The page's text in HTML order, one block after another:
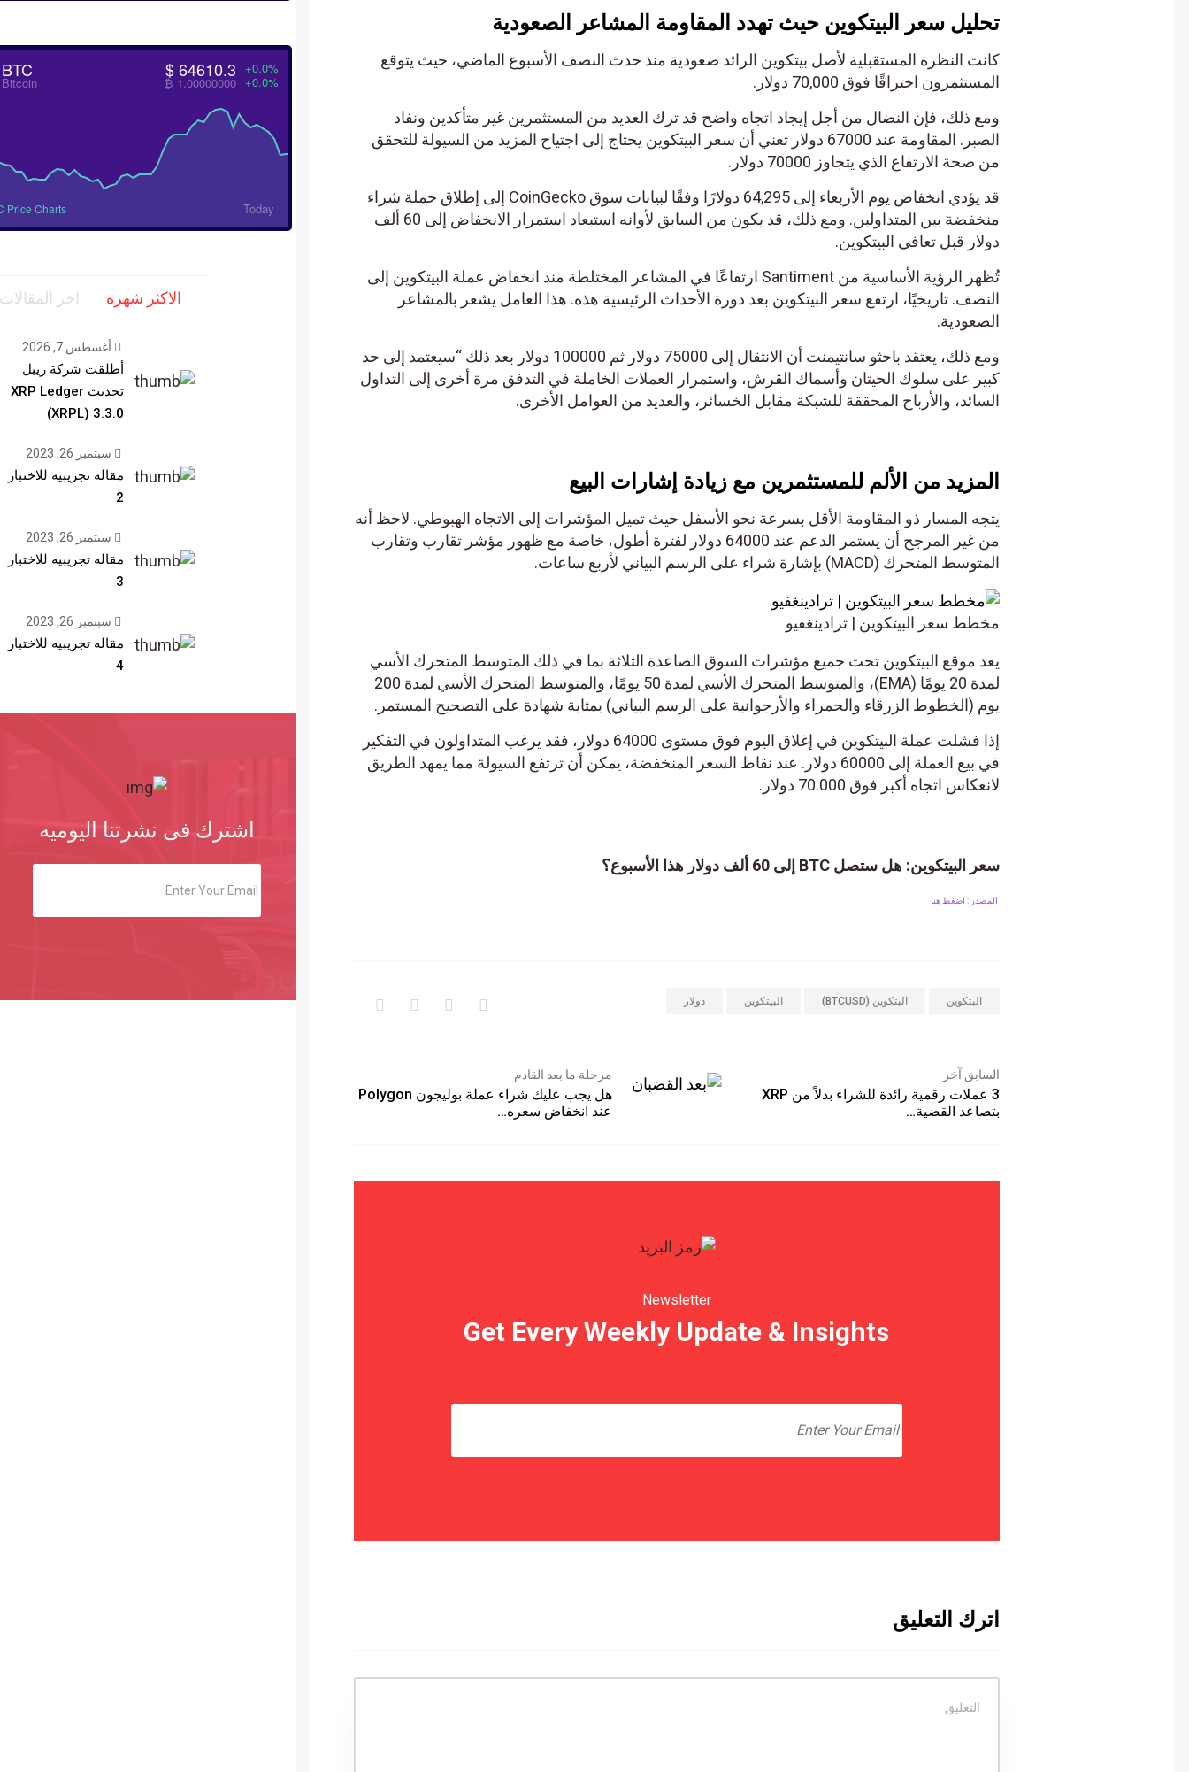
تحليل سعر البيتكوين حيث تهدد المقاومة المشاعر الصعودية
كانت النظرة المستقبلية لأصل بيتكوين الرائد صعودية منذ حدث النصف الأسبوع الماضي، حيث يتوقع
المستثمرون اختراقًا فوق 70,000 دولار.
ومع ذلك، فإن النضال من أجل إيجاد اتجاه واضح قد ترك العديد من المستثمرين غير متأكدين ونفاد
الصبر. المقاومة عند 67000 دولار تعني أن سعر البيتكوين يحتاج إلى اجتياح المزيد من السيولة للتحقق
من صحة الارتفاع الذي يتجاوز 70000 دولار.
قد يؤدي انخفاض يوم الأربعاء إلى 64,295 دولارًا وفقًا لبيانات سوق CoinGecko إلى إطلاق حملة شراء
منخفضة بين المتداولين. ومع ذلك، قد يكون من السابق لأوانه استبعاد استمرار الانخفاض إلى 60 ألف
دولار قبل تعافي البيتكوين.
تُظهر الرؤية الأساسية من Santiment ارتفاعًا في المشاعر المختلطة منذ انخفاض عملة البيتكوين إلى
النصف. تاريخيًا، ارتفع سعر البيتكوين بعد دورة الأحداث الرئيسية هذه. هذا العامل يشعر بالمشاعر
الصعودية.
ومع ذلك، يعتقد باحثو سانتيمنت أن الانتقال إلى 75000 دولار ثم 100000 دولار بعد ذلك “سيعتمد إلى حد
كبير على سلوك الحيتان وأسماك القرش، واستمرار العملات الخاملة في التدفق مرة أخرى إلى التداول
السائد، والأرباح المحققة للشبكة مقابل الخسائر، والعديد من العوامل الأخرى.
المزيد من الألم للمستثمرين مع زيادة إشارات البيع
يتجه المسار ذو المقاومة الأقل بسرعة نحو الأسفل حيث تميل المؤشرات إلى الاتجاه الهبوطي. لاحظ أنه
من غير المرجح أن يستمر الدعم عند 64000 دولار لفترة أطول، خاصة مع ظهور مؤشر تقارب وتقارب
المتوسط ​​المتحرك (MACD) بإشارة شراء على الرسم البياني لأربع ساعات.
مخطط سعر البيتكوين | ترادينغفيو
يعد موقع البيتكوين تحت جميع مؤشرات السوق الصاعدة الثلاثة بما في ذلك المتوسط ​​المتحرك الأسي
لمدة 20 يومًا (EMA)، والمتوسط ​​المتحرك الأسي لمدة 50 يومًا، والمتوسط ​​المتحرك الأسي لمدة 200
يوم (الخطوط الزرقاء والحمراء والأرجوانية على الرسم البياني) بمثابة شهادة على التصحيح المستمر.
إذا فشلت عملة البيتكوين في إغلاق اليوم فوق مستوى 64000 دولار، فقد يرغب المتداولون في التفكير
في بيع العملة إلى 60000 دولار. عند نقاط السعر المنخفضة، يمكن أن ترتفع السيولة مما يمهد الطريق
لانعكاس اتجاه أكبر فوق 70.000 دولار.
سعر البيتكوين: هل ستصل BTC إلى 60 ألف دولار هذا الأسبوع؟
المصدر : اضغط هنا
البتكوين البتكوين (BTCUSD) البيتكوين دولار
السابق آخر
3 عملات رقمية رائدة للشراء بدلاً من XRP
بتصاعد القضية…
مرحلة ما بعد القادم
هل يجب عليك شراء عملة بوليجون Polygon
عند انخفاض سعره…
Newsletter
Get Every Weekly Update & Insights
اترك التعليق
BTC
Bitcoin
+0.0%
+0.0%
$ 64610.3
₿ 1.00000000
BTC Price Charts Today
الاكثر شهره اخر المقالات
أغسطس 7, 2026
أطلقت شركة ريبل
تحديث XRP Ledger
(XRPL) 3.3.0
سبتمبر 26, 2023
مقاله تجريبيه للاختبار
سبتمبر 26, 2023
مقاله تجريبيه للاختبار
سبتمبر 26, 2023
مقاله تجريبيه للاختبار
اشترك فى نشرتنا اليوميه